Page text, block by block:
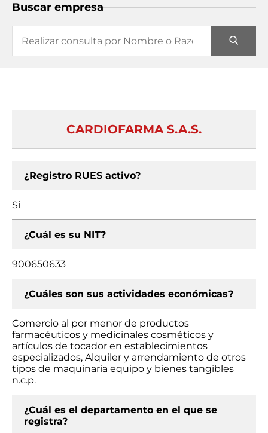
Buscar empresa
CARDIOFARMA S.A.S.
¿Registro RUES activo?
Si
¿Cuál es su NIT?
900650633
¿Cuáles son sus actividades económicas?
Comercio al por menor de productos
farmacéuticos y medicinales cosméticos y
artículos de tocador en establecimientos
especializados, Alquiler y arrendamiento de otros
tipos de maquinaria equipo y bienes tangibles
n.c.p.
¿Cuál es el departamento en el que se
registra?